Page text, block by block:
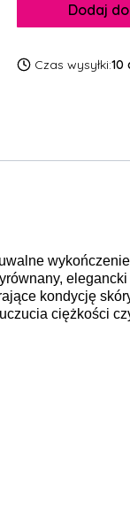
Dodaj
Czas wysyłki:10
elegancki
kondycję
ciężkości